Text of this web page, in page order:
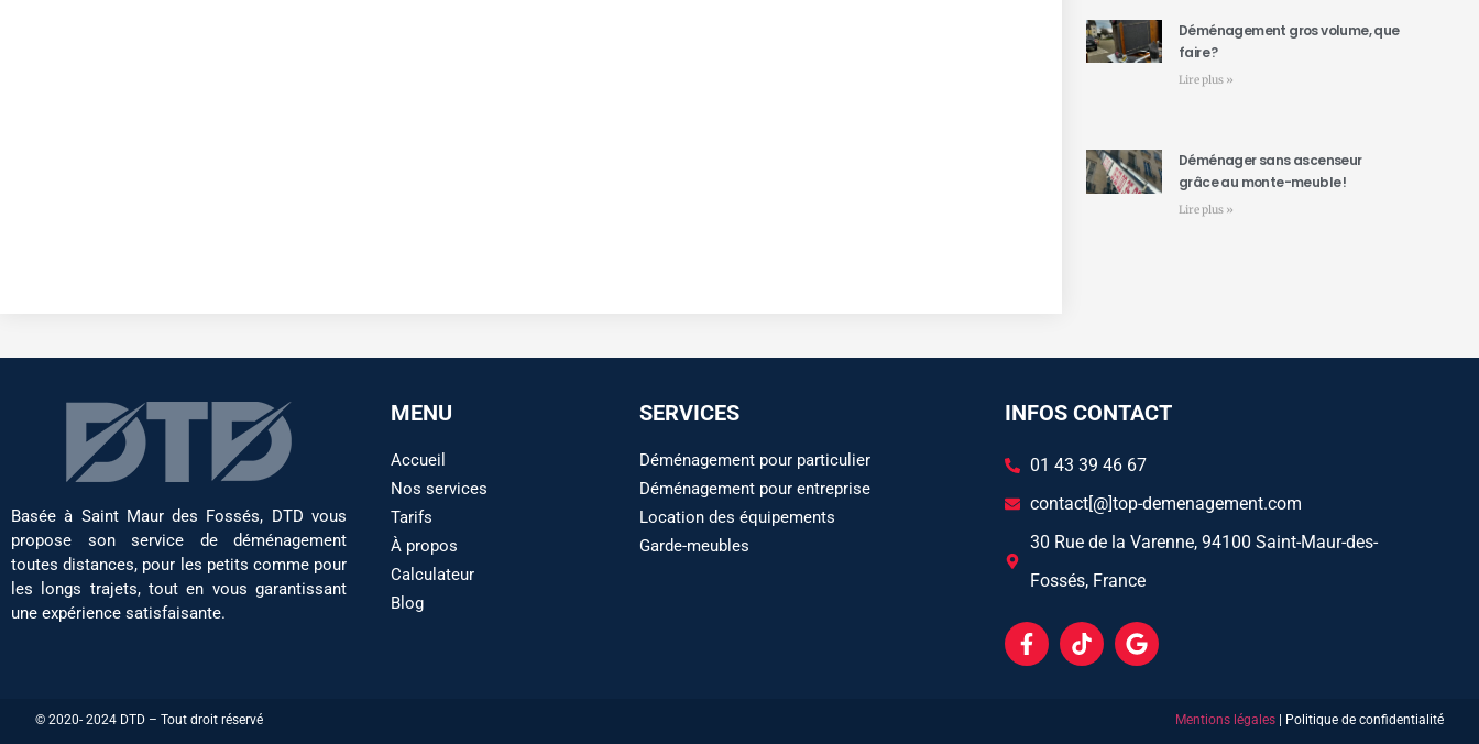
Déménagement gros volume, que
faire ?
Lire plus »
Déménager sans ascenseur
grâce au monte-meuble !
Lire plus »
Basée à Saint Maur des Fossés, DTD vous
propose son service de déménagement
toutes distances, pour les petits comme pour
les longs trajets, tout en vous garantissant
une expérience satisfaisante.
MENU
Accueil
Nos services
Tarifs
À propos
Calculateur
Blog
SERVICES
Déménagement pour particulier
Déménagement pour entreprise
Location des équipements
Garde-meubles
INFOS CONTACT
01 43 39 46 67
contact[@]top-demenagement.com
30 Rue de la Varenne, 94100 Saint-Maur-des-
Fossés, France
© 2020- 2024 DTD – Tout droit réservé Mentions légales | Politique de confidentialité